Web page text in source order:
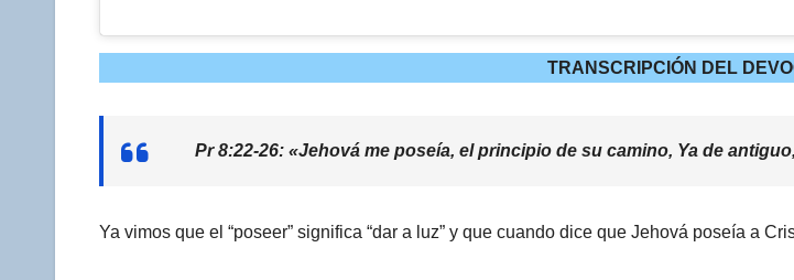
TRANSCRIPCIÓN DEL
Pr 8:22-26: «Jehová me poseía, el principio de su camino, Ya de
Ya vimos que el “poseer” significa “dar a luz” y que cuando dice que Jehová poseía a